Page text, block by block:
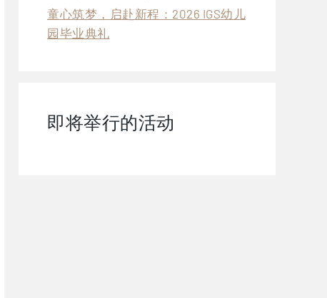
童心筑梦，启赴新程：2026 IGS幼儿
园毕业典礼
即将举行的活动